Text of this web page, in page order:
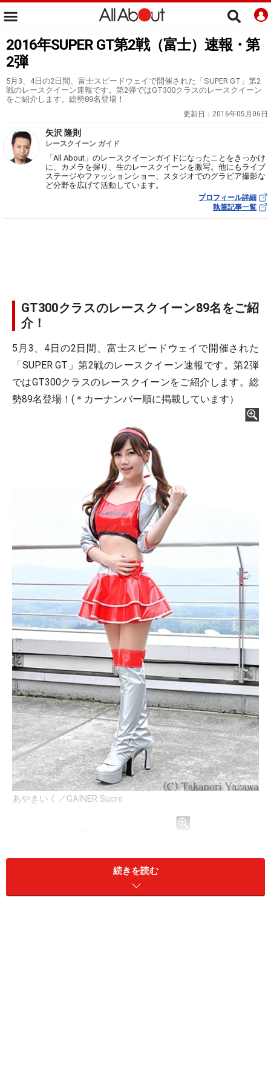
2016年SUPER GT第2戦（富士）速報・第
2弾
5月3、4日の2日間、富士スピードウェイで開催された「SUPER GT」第2
戦のレースクイーン速報です。第2弾ではGT300クラスのレースクイーン
をご紹介します。総勢89名登場！
更新日： 2016年05月06日
矢沢 隆則
レースクイーン ガイド
「All About」のレースクイーンガイドになったことをきっかけ
に、カメラを握り、生のレースクイーンを激写。他にもライブ
ステージやファッションショー、スタジオでのグラビア撮影な
ど分野を広げて活動しています。
プロフィール詳細
執筆記事一覧
GT300クラスのレースクイーン89名をご紹
介！
5月3、4日の2日間、富士スピードウェイで開催された
「SUPER GT」第2戦のレースクイーン速報です。第2弾
ではGT300クラスのレースクイーンをご紹介します。総
勢89名登場！(＊カーナンバー順に掲載しています）
あやきいく／GAINER Sucre
続きを読む